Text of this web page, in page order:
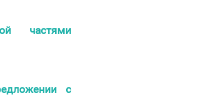
частями
с